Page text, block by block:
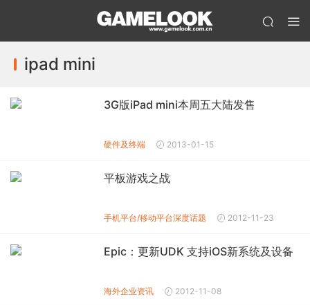
ipad mini
3G版iPad mini本周五大陆发售
硬件及终端 2013-01-15
平板游戏之战
手机平台/移动平台深度话题 2012-11-23
Epic：更新UDK 支持iOS新系统及设备
海外企业资讯 2012-11-08